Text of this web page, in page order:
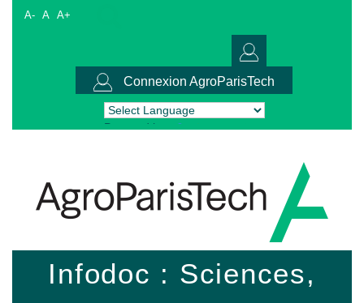
A- A A+
Connexion AgroParisTech
Powered by Translate
Infodoc : Sciences,